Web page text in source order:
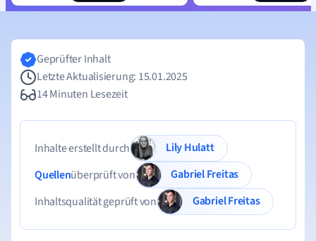
Geprüfter Inhalt
Letzte Aktualisierung: 15.01.2025
14 Minuten Lesezeit
Inhalte erstellt durch
Lily Hulatt
Quellenüberprüft von
Gabriel Freitas
Inhaltsqualität geprüft von
Gabriel Freitas